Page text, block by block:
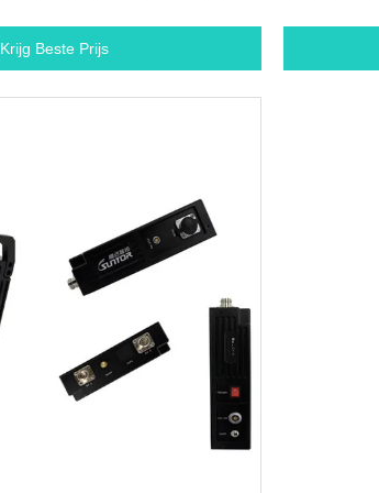
Krijg Beste Prijs